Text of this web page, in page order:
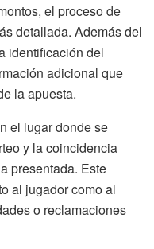
el proceso de
detallada. Además del
identificación del
adicional que
la apuesta.
el lugar donde se
y la coincidencia
presentada. Este
al jugador como al
o reclamaciones